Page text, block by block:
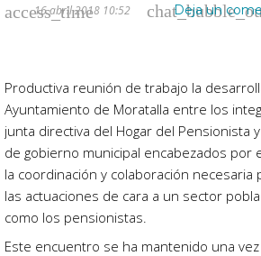
access_time
16 abril 2018 10:52 Deja un
Productiva reunión de trabajo la
Ayuntamiento de Moratalla entre los
junta directiva del Hogar del Pensionista
de gobierno municipal encabezados por
la coordinación y colaboración necesaria
las actuaciones de cara a un sector
como los pensionistas.
Este encuentro se ha mantenido una